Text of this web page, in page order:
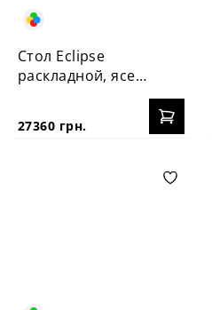
Стол Eclipse
раскладной, ясень
27360 грн.